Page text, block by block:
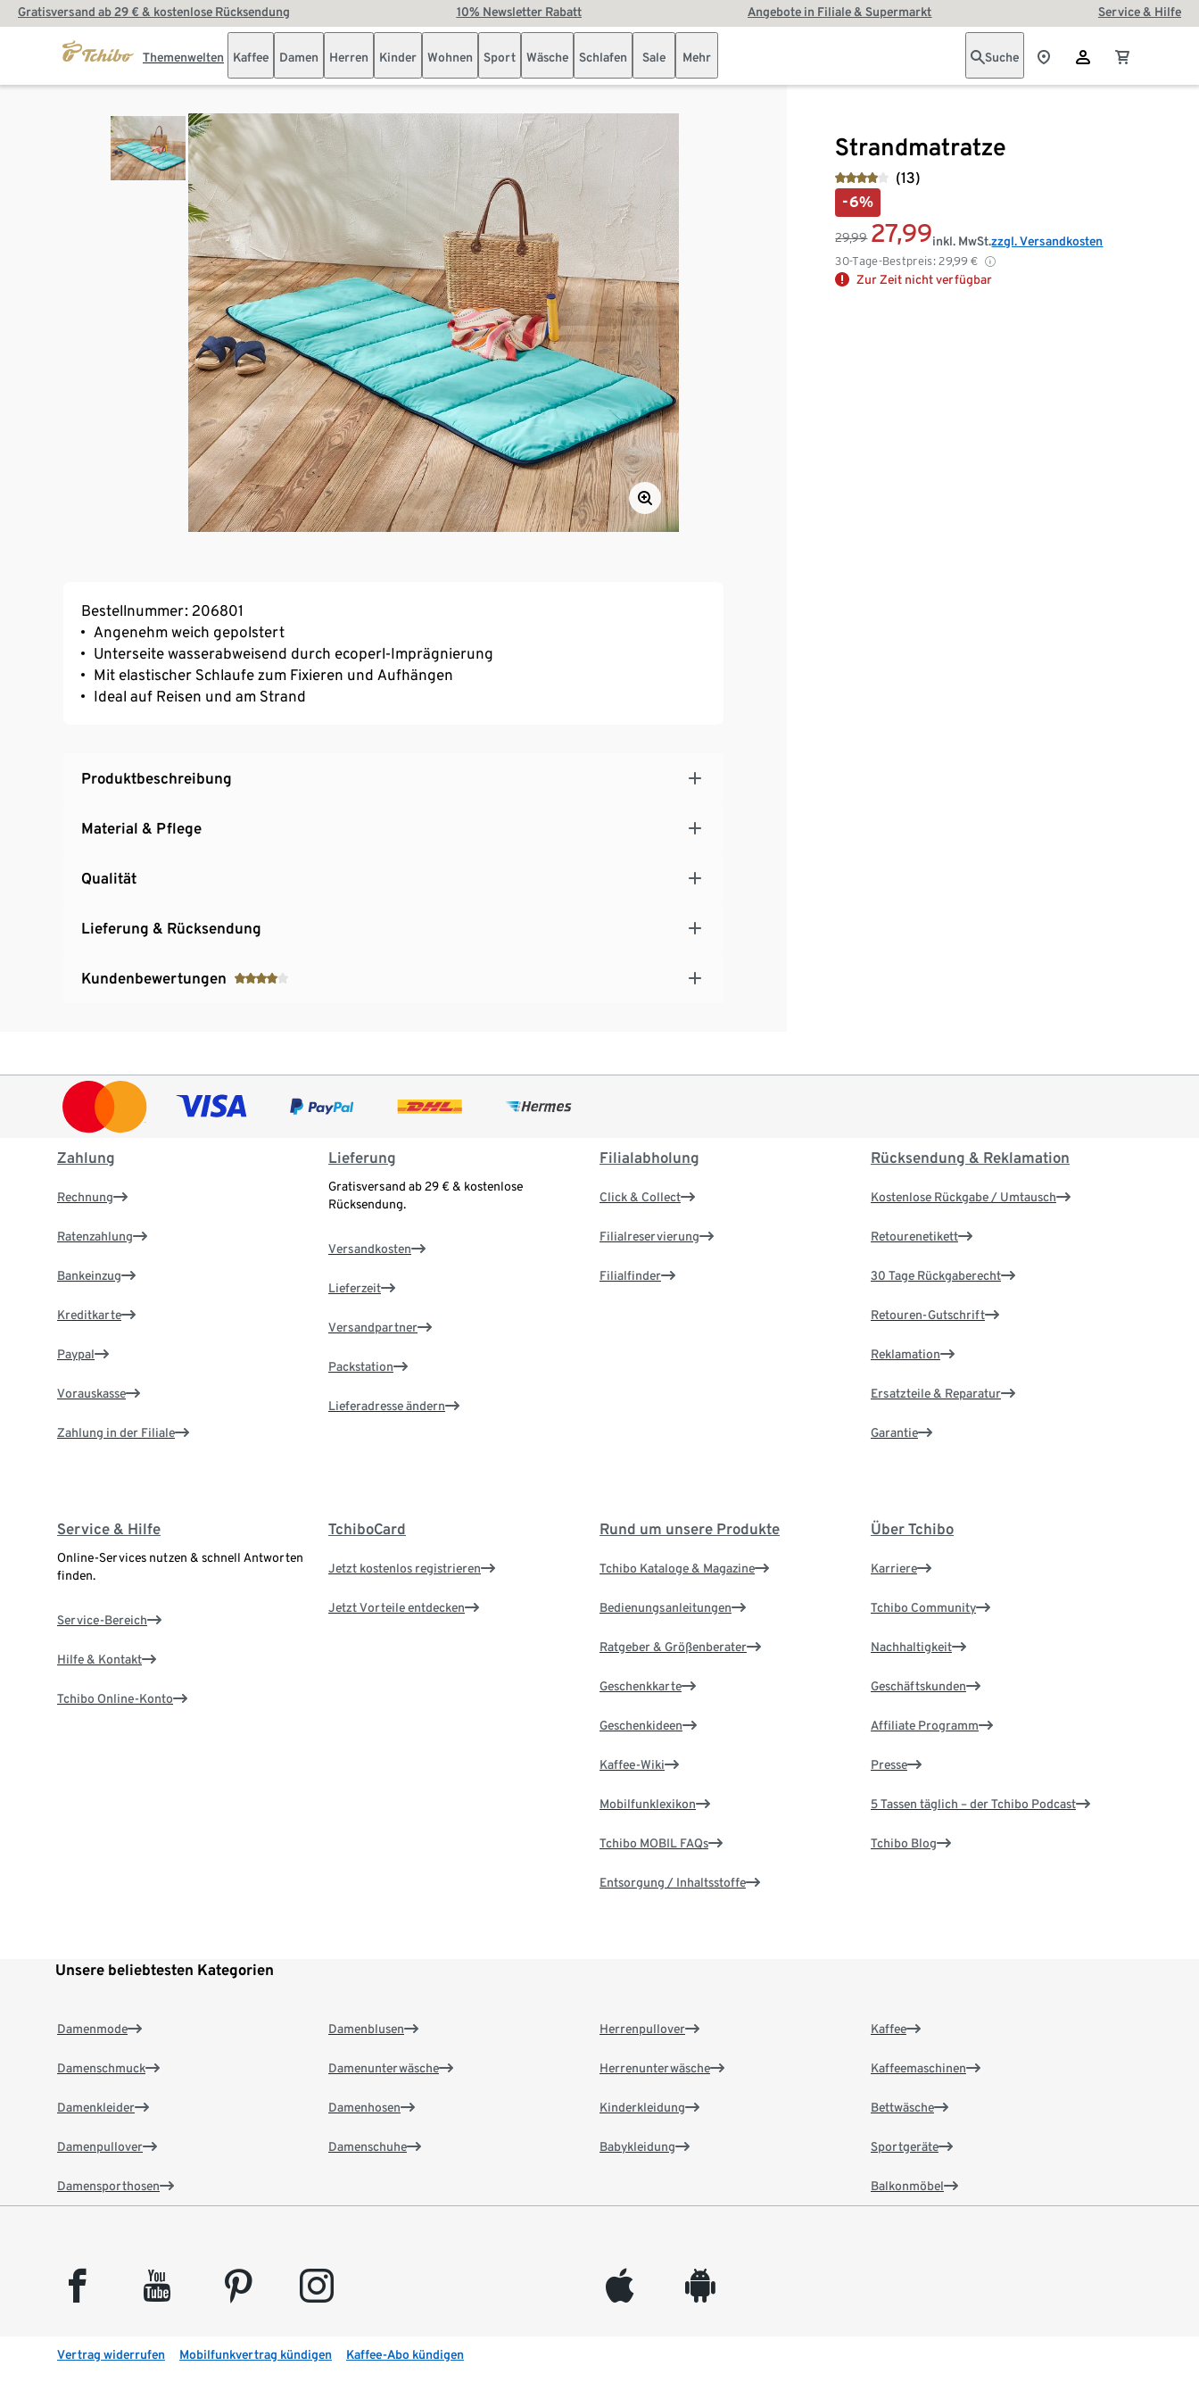
Gratisversand ab 29 € & kostenlose Rücksendung 10% Newsletter Rabatt Angebote in Filiale & Supermarkt Service & Hilfe
Themenwelten Kaffee Damen Herren Kinder Wohnen Sport Wäsche Schlafen Sale Mehr Suche
Strandmatratze
(13)
-6%
29,99 27,99
30-Tage-Bestpreis: 29,99 €
inkl. MwSt.zzgl. Versandkosten
Zur Zeit nicht verfügbar
Bestellnummer: 206801
Angenehm weich gepolstert
Unterseite wasserabweisend durch ecoperl-Imprägnierung
Mit elastischer Schlaufe zum Fixieren und Aufhängen
Ideal auf Reisen und am Strand
Produktbeschreibung
Material & Pflege
Qualität
Lieferung & Rücksendung
Kundenbewertungen
Zahlung
Rechnung
Ratenzahlung
Bankeinzug
Kreditkarte
Paypal
Vorauskasse
Zahlung in der Filiale
Lieferung
Gratisversand ab 29 € & kostenlose
Rücksendung.
Versandkosten
Lieferzeit
Versandpartner
Packstation
Lieferadresse ändern
Filialabholung
Click & Collect
Filialreservierung
Filialfinder
Rücksendung & Reklamation
Kostenlose Rückgabe / Umtausch
Retourenetikett
30 Tage Rückgaberecht
Retouren-Gutschrift
Reklamation
Ersatzteile & Reparatur
Garantie
Service & Hilfe
Online-Services nutzen & schnell Antworten
finden.
Service-Bereich
Hilfe & Kontakt
Tchibo Online-Konto
TchiboCard
Jetzt kostenlos registrieren
Jetzt Vorteile entdecken
Rund um unsere Produkte
Tchibo Kataloge & Magazine
Bedienungsanleitungen
Ratgeber & Größenberater
Geschenkkarte
Geschenkideen
Kaffee-Wiki
Mobilfunklexikon
Tchibo MOBIL FAQs
Entsorgung / Inhaltsstoffe
Über Tchibo
Karriere
Tchibo Community
Nachhaltigkeit
Geschäftskunden
Affiliate Programm
Presse
5 Tassen täglich – der Tchibo Podcast
Tchibo Blog
Unsere beliebtesten Kategorien
Damenmode
Damenschmuck
Damenkleider
Damenpullover
Damensporthosen
Damenblusen
Damenunterwäsche
Damenhosen
Damenschuhe
Herrenpullover
Herrenunterwäsche
Kinderkleidung
Babykleidung
Kaffee
Kaffeemaschinen
Bettwäsche
Sportgeräte
Balkonmöbel
facebook youtube pinterest instagram appleinc android
Vertrag widerrufen Mobilfunkvertrag kündigen Kaffee-Abo kündigen